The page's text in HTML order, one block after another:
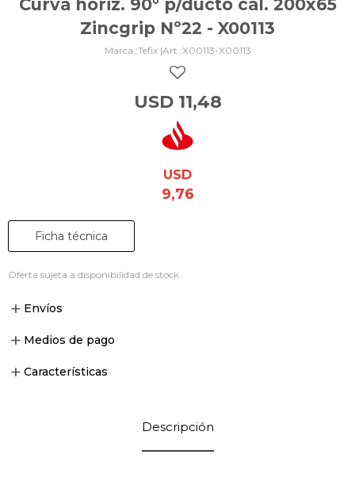
Curva horiz. 90° p/ducto cal. 200x65
Zincgrip Nº22 - X00113
Tefix | X00113-X00113
USD 11,48
USD
9,76
Ficha técnica
Oferta sujeta a disponibilidad de stock.
Envíos
Medios de pago
Características
Descripción